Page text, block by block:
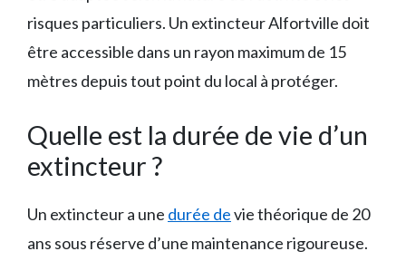
risques particuliers. Un extincteur Alfortville doit
être accessible dans un rayon maximum de 15
mètres depuis tout point du local à protéger.
Quelle est la durée de vie d’un
extincteur ?
Un extincteur a une durée devie théorique de 20
ans sous réserve d’une maintenance rigoureuse.